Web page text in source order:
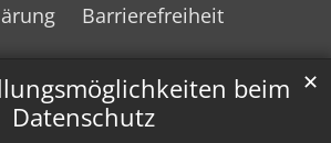
beim
Datenschutz
✕
Barrierefreiheit